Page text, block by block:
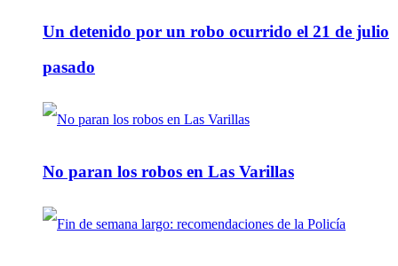
Un detenido por un robo ocurrido el 21 de julio
pasado
No paran los robos en Las Varillas